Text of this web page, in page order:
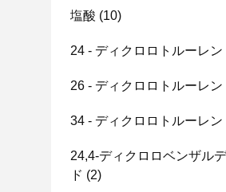
塩酸 (10)
24 - ディクロロトルーレン
26 - ディクロロトルーレン
34 - ディクロロトルーレン
24,4-ディクロロベンザル
ド (2)